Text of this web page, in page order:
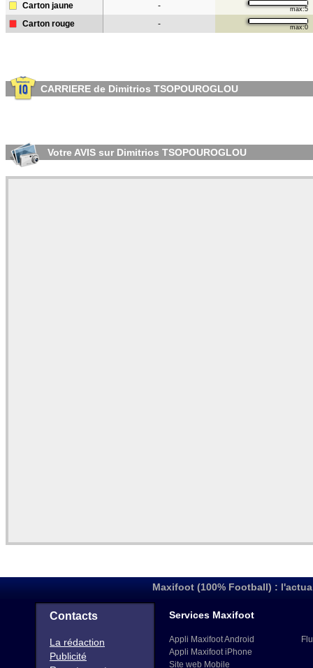
Carton jaune - max:5
Carton rouge - max:0
CARRIERE de Dimitrios TSOPOUROGLOU
Votre AVIS sur Dimitrios TSOPOUROGLOU
Maxifoot (100% Football) :
Contacts
La rédaction
Publicité
Services Maxifoot
Appli Maxifoot Android
Appli Maxifoot iPhone
Site web Mobile